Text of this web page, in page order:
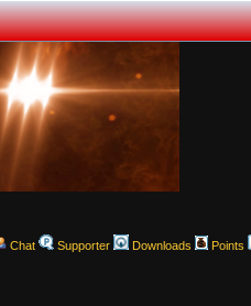
Chat Supporter Downloads Points